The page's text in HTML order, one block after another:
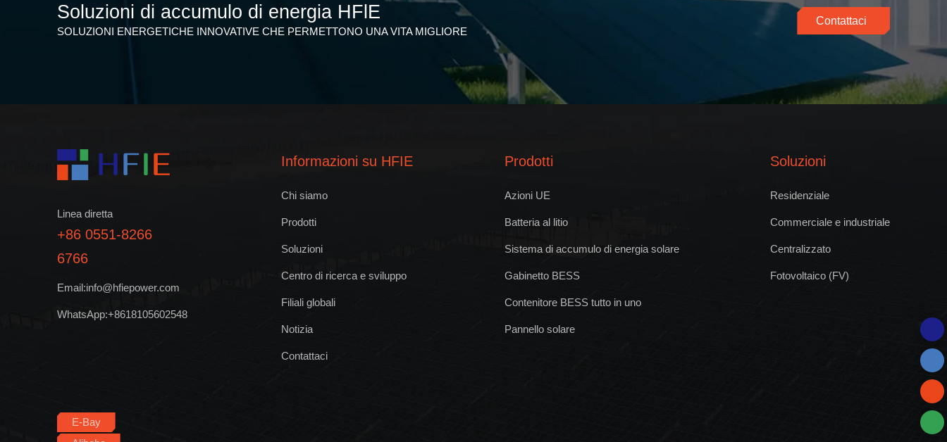
Soluzioni di accumulo di energia HFlE
SOLUZIONI ENERGETICHE INNOVATIVE CHE PERMETTONO UNA VITA MIGLIORE
Contattaci
Linea diretta
+86 0551-8266
6766
Email:info@hfiepower.com
WhatsApp:+8618105602548
E-Bay
Informazioni su HFIE
Chi siamo
Prodotti
Soluzioni
Centro di ricerca e sviluppo
Filiali globali
Notizia
Contattaci
Prodotti
Azioni UE
Batteria al litio
Sistema di accumulo di energia solare
Gabinetto BESS
Contenitore BESS tutto in uno
Pannello solare
Soluzioni
Residenziale
Commerciale e industriale
Centralizzato
Fotovoltaico (FV)